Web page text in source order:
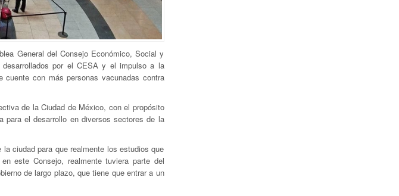
General del Consejo Económico, Social y
por el CESA y el impulso a la
con más personas vacunadas contra
de la Ciudad de México, con el propósito
para el desarrollo en diversos sectores de la
ciudad para que realmente los estudios que
este Consejo, realmente tuviera parte del
de largo plazo, que tiene que entrar a un